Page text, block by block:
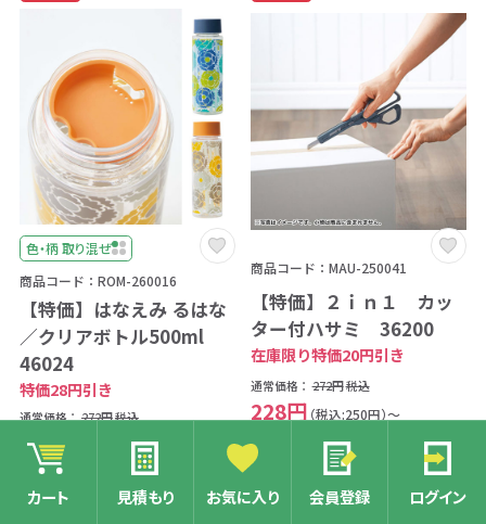
カート 見積もり お気に入り 会員登録 ログイン
色・柄 取り混ぜ
商品コード：ROM-260016
【特価】はなえみ るはな
／クリアボトル500ml
46024
特価28円引き
通常価格：272円税込
220円 （税込:242円）～
商品コード：MAU-250041
【特価】２ｉｎ１ カッ
ター付ハサミ 36200
在庫限り特価20円引き
通常価格： 272円税込
228円 （税込:250円）～
印刷可能
SALE SALE